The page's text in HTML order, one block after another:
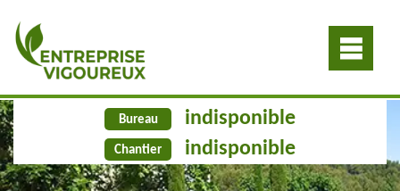
Bureau indisponible
Chantier indisponible